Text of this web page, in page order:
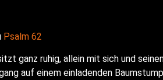
Psalm 62
ganz ruhig, allein mit sich und
auf einem ein­la­den­den